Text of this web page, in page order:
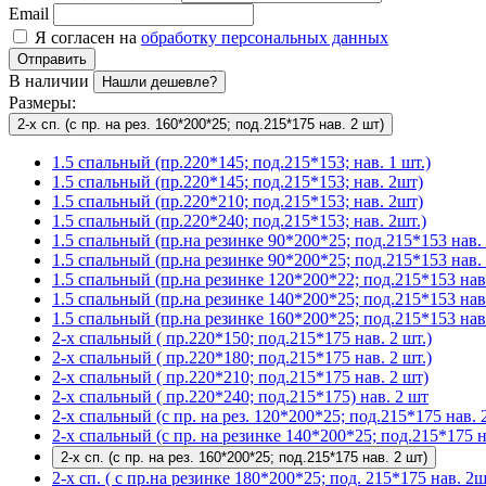
Email
Я согласен на обработку персональных данных
Отправить
В наличии Нашли дешевле?
Размеры:
2-х сп. (с пр. на рез. 160*200*25; под.215*175 нав. 2 шт)
1.5 спальный (пр.220*145; под.215*153; нав. 1 шт.)
1.5 спальный (пр.220*145; под.215*153; нав. 2шт)
1.5 спальный (пр.220*210; под.215*153; нав. 2шт)
1.5 спальный (пр.220*240; под.215*153; нав. 2шт.)
1.5 спальный (пр.на резинке 90*200*25; под.215*153
1.5 спальный (пр.на резинке 90*200*25; под.215*153
1.5 спальный (пр.на резинке 120*200*22; под.215*153
1.5 спальный (пр.на резинке 140*200*25; под.215*153
1.5 спальный (пр.на резинке 160*200*25; под.215*153
2-х спальный ( пр.220*150; под.215*175 нав. 2 шт.)
2-х спальный ( пр.220*180; под.215*175 нав. 2 шт.)
2-х спальный ( пр.220*210; под.215*175 нав. 2 шт)
2-х спальный ( пр.220*240; под.215*175) нав. 2 шт
2-х спальный (с пр. на рез. 120*200*25; под.215*175 нав.
2-х спальный (с пр. на резинке 140*200*25; под.215*175
2-х сп. (с пр. на рез. 160*200*25; под.215*175 нав. 2 шт)
2-х сп. ( с пр.на резинке 180*200*25; под. 215*175 нав.